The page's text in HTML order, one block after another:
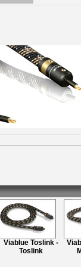
Viablue Toslink -
Toslink